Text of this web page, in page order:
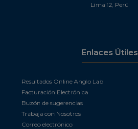
Lima 12, Perú
Enlaces Útiles
Resultados Online Anglo Lab
Facturación Electrónica
Buzón de sugerencias
Trabaja con Nosotros
Correo electrónico